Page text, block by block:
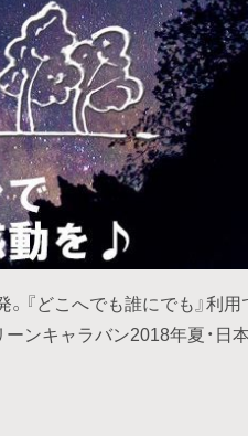
『どこへでも誰にでも』利用
ンキャラバン2018年夏・日本